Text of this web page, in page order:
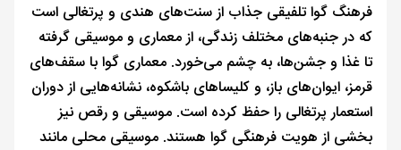
فرهنگ گوا تلفیقی جذاب از سنت‌های هندی و پرتغالی است
که در جنبه‌های مختلف زندگی، از معماری و موسیقی گرفته
تا غذا و جشن‌ها، به چشم می‌خورد. معماری گوا با سقف‌های
قرمز، ایوان‌های باز، و کلیساهای باشکوه، نشانه‌هایی از دوران
استعمار پرتغالی را حفظ کرده است. موسیقی و رقص نیز
بخشی از هویت فرهنگی گوا هستند. موسیقی محلی مانند